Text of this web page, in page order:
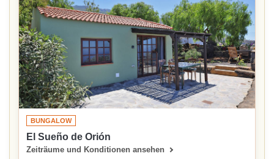
BUNGALOW
El Sueño de Orión
Zeiträume und Konditionen ansehen